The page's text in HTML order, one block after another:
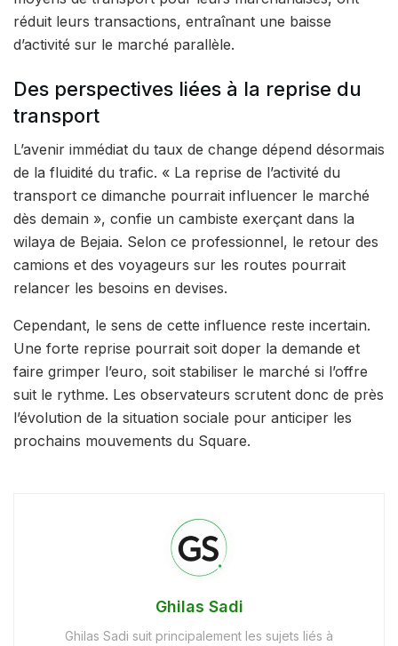
réduit leurs transactions, entraînant une baisse
d’activité sur le marché parallèle.
Des perspectives liées à la reprise du
transport
L’avenir immédiat du taux de change dépend désormais
de la fluidité du trafic. « La reprise de l’activité du
transport ce dimanche pourrait influencer le marché
dès demain », confie un cambiste exerçant dans la
wilaya de Bejaia. Selon ce professionnel, le retour des
camions et des voyageurs sur les routes pourrait
relancer les besoins en devises.
Cependant, le sens de cette influence reste incertain.
Une forte reprise pourrait soit doper la demande et
faire grimper l’euro, soit stabiliser le marché si l’offre
suit le rythme. Les observateurs scrutent donc de près
l’évolution de la situation sociale pour anticiper les
prochains mouvements du Square.
Ghilas Sadi
Ghilas Sadi suit principalement les sujets liés à